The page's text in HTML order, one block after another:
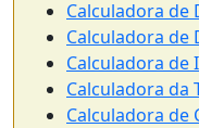
Calculadora
Calculadora de
Calculadora de
Calculadora da
Calculadora de